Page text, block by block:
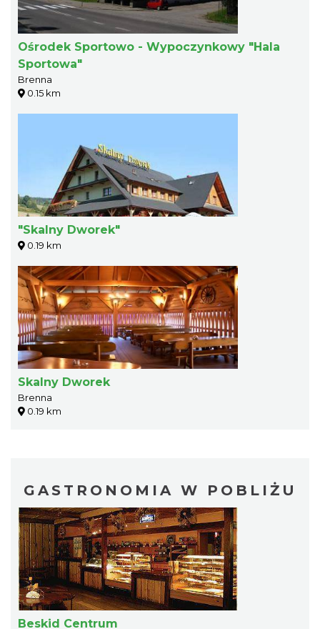
Ośrodek Sportowo - Wypoczynkowy "Hala
Sportowa"
Brenna
0.15 km
"Skalny Dworek"
0.19 km
Skalny Dworek
Brenna
0.19 km
GASTRONOMIA W POBLIŻU
Beskid Centrum